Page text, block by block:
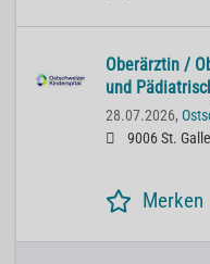
Oberärztin /
und
28.07.2026,
9006 St.
Merken